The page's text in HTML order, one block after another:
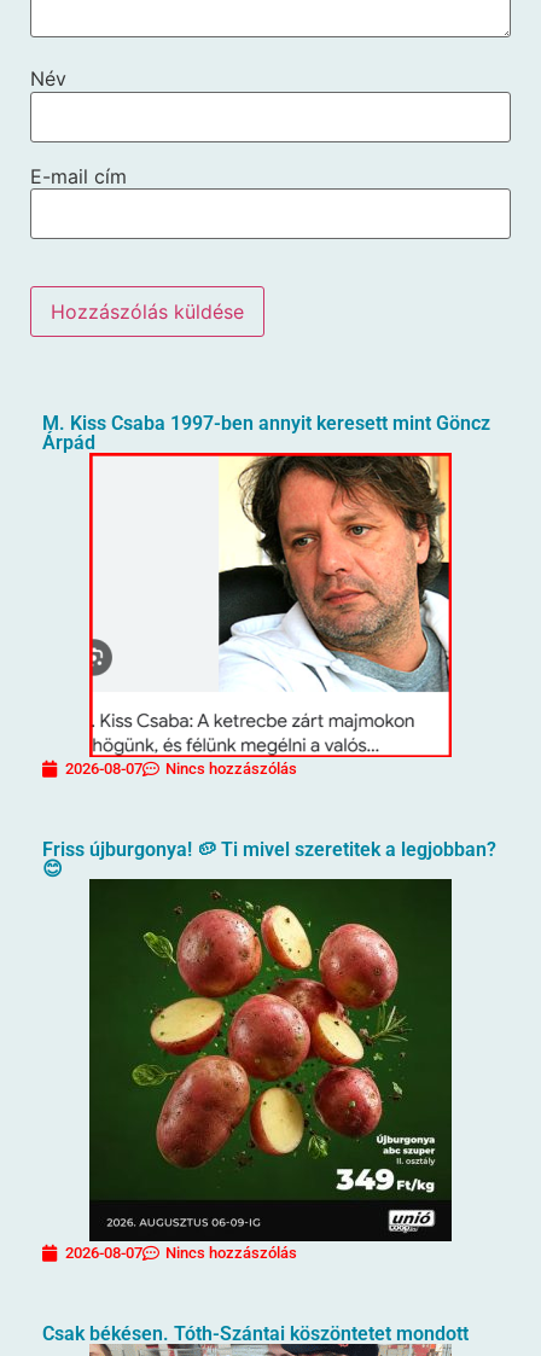
Név
E-mail cím
M. Kiss Csaba 1997-ben annyit keresett mint Göncz
Árpád
2026-08-07 Nincs hozzászólás
Friss újburgonya! 🥔 Ti mivel szeretitek a legjobban?
😊
2026-08-07 Nincs hozzászólás
Csak békésen. Tóth-Szántai köszöntetet mondott